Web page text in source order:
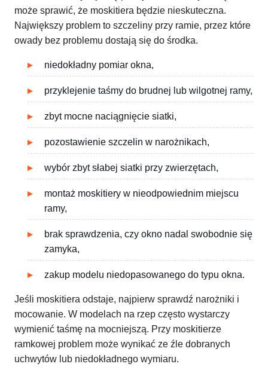
może sprawić, że moskitiera będzie nieskuteczna.
Największy problem to szczeliny przy ramie, przez które
owady bez problemu dostają się do środka.
niedokładny pomiar okna,
przyklejenie taśmy do brudnej lub wilgotnej ramy,
zbyt mocne naciągnięcie siatki,
pozostawienie szczelin w narożnikach,
wybór zbyt słabej siatki przy zwierzętach,
montaż moskitiery w nieodpowiednim miejscu
ramy,
brak sprawdzenia, czy okno nadal swobodnie się
zamyka,
zakup modelu niedopasowanego do typu okna.
Jeśli moskitiera odstaje, najpierw sprawdź narożniki i
mocowanie. W modelach na rzep często wystarczy
wymienić taśmę na mocniejszą. Przy moskitierze
ramkowej problem może wynikać ze źle dobranych
uchwytów lub niedokładnego wymiaru.